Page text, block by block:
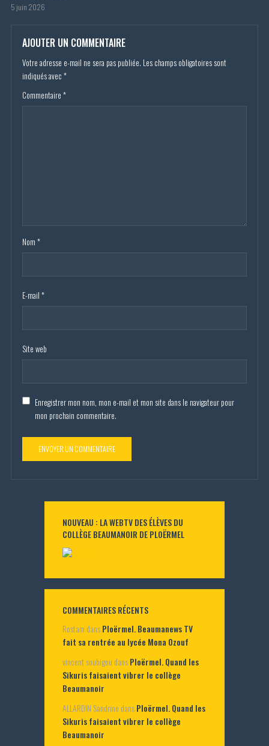
5 juin 2026
AJOUTER UN COMMENTAIRE
Votre adresse e-mail ne sera pas publiée. Les champs obligatoires sont
indiqués avec *
Commentaire *
Nom *
E-mail *
Site web
Enregistrer mon nom, mon e-mail et mon site dans le navigateur pour
mon prochain commentaire.
NOUVEAU : LA WEBTV DES ÉLÈVES DU
COLLÈGE BEAUMANOIR DE PLOËRMEL
COMMENTAIRES RÉCENTS
Rostam dansPloërmel. Beaumanews TV
fait sa rentrée au lycée Mona Ozouf
vincent soubigou dansPloërmel. Quand les
Sikuris faisaient vibrer le collège
Beaumanoir
ALLARDIN Sandrine dansPloërmel. Quand les
Sikuris faisaient vibrer le collège
Beaumanoir